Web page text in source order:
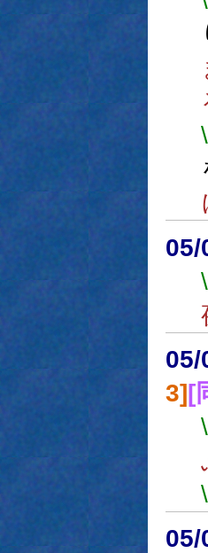
05/
05/
3][
05/